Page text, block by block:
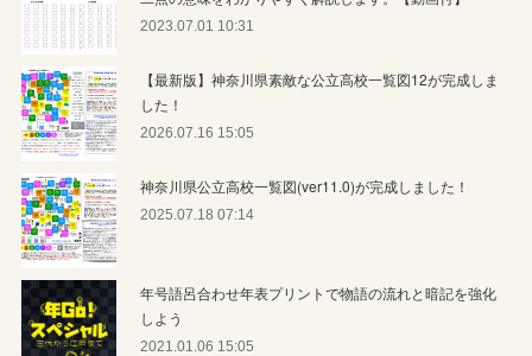
2023.07.01 10:31
【最新版】神奈川県素敵な公立高校一覧図12が完成しま
した！
2026.07.16 15:05
神奈川県公立高校一覧図(ver11.0)が完成しました！
2025.07.18 07:14
年号語呂合わせ年表プリントで物語の流れと暗記を強化
しよう
2021.01.06 15:05